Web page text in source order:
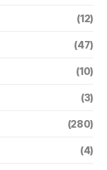
(12)
(47)
(10)
(3)
(280)
(4)